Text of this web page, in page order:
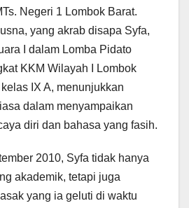
Negeri 1 Lombok Barat.
yang akrab disapa Syfa,
I dalam Lomba Pidato
KKM Wilayah I Lombok
IX A, menunjukkan
dalam menyampaikan
diri dan bahasa yang fasih.
2010, Syfa tidak hanya
akademik, tetapi juga
yang ia geluti di waktu